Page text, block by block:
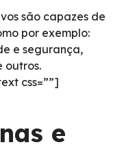
são capazes de
por exemplo:
e segurança,
outros.
css=””]
e